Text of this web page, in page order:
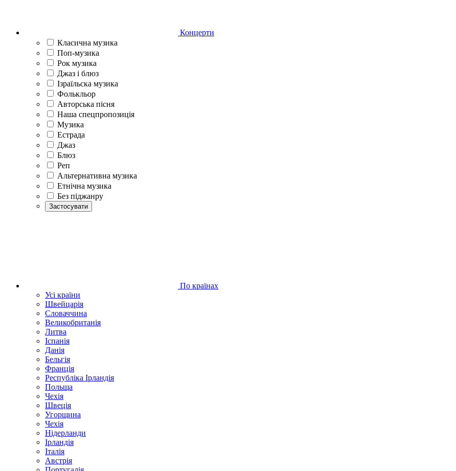
Концерти
Класична музика
Поп-музика
Рок музика
Джаз і блюз
Ізраїльска музика
Фолькльор
Авторська пісня
Наша спецпропозиція
Музика
Естрада
Джаз
Блюз
Реп
Альтернативна музика
Етнічна музика
Без піджанру
Застосувати
По країнах
Усі країни
Швейцарія
Словаччина
Великобританія
Литва
Іспанія
Данія
Бельгія
Франція
Республіка Ірландія
Польща
Чехія
Швецiя
Угорщина
Чехія
Нідерланди
Iрландія
Iталiя
Австрія